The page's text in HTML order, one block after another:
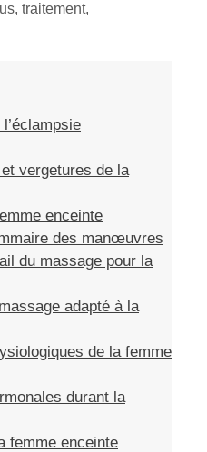
, traitement,
vergetures de la
enceinte
des manœuvres
du massage pour la
adapté à la
de la femme
durant la
femme enceinte